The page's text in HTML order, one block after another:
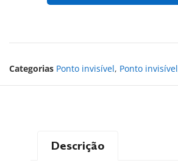
Categorias Ponto invisível, Ponto invisível
Descrição